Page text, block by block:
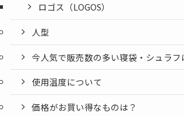
ロゴス（LOGOS）
人型
今人気で販売数の多い寝袋・シュラフ
使用温度について
価格がお買い得なものは？